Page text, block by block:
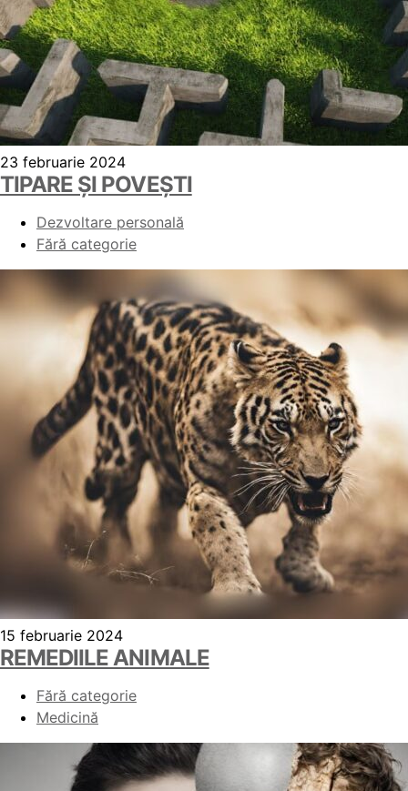
23 februarie 2024
TIPARE ȘI POVEȘTI
Dezvoltare personală
Fără categorie
15 februarie 2024
REMEDIILE ANIMALE
Fără categorie
Medicină